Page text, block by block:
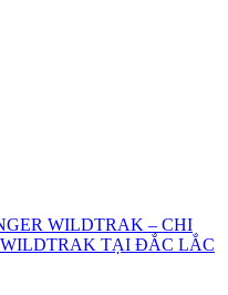
WILDTRAK – CHI
TẠI ĐẮC LẮC